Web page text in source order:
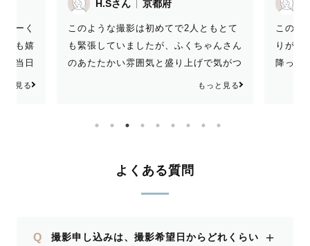
とて
んさん
気がつ
できま
と見る
M.Sさん 京都府
この度は素敵なお写真撮ってくださりあ
りがとうございました💐 曇り空で雨が
降ってきたにも関わらず、それを活かし
た綺麗なお写真を撮っていただき大満足
てもらいました🙌結婚式で使わせてもら
もっと見る
思えな
した！
たので
よくある質問
Q
撮影申し込みは、撮影希望日からどれくらい
＋